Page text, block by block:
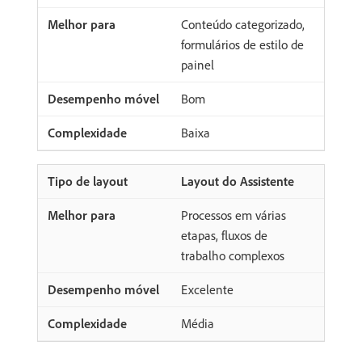
Conteúdo categorizado,
formulários de estilo de
painel
Bom
Baixa
Layout do Assistente
Processos em várias
etapas, fluxos de
trabalho complexos
Excelente
Média